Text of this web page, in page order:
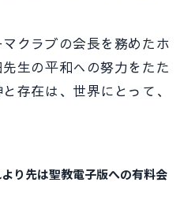
クラブの会長を務めたホ
生の平和への努力をたた
存在は、世界にとって、
り先は聖教電子版への有料会